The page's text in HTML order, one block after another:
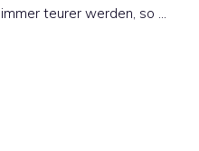
teurer werden, so …